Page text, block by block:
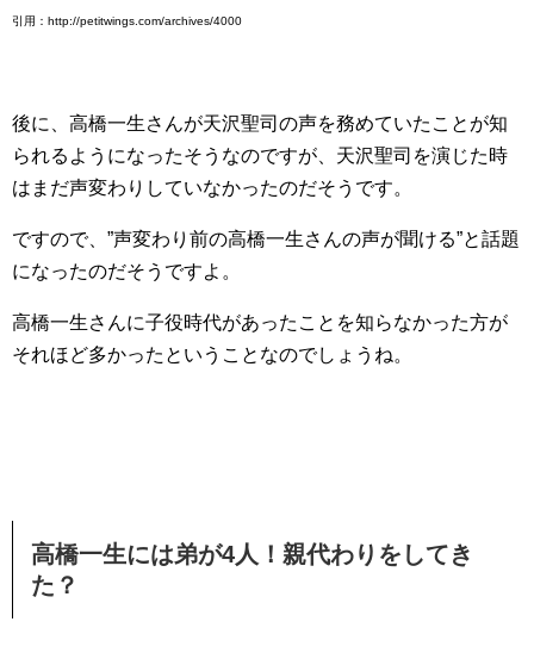
引用：http://petitwings.com/archives/4000
後に、高橋一生さんが天沢聖司の声を務めていたことが知
られるようになったそうなのですが、天沢聖司を演じた時
はまだ声変わりしていなかったのだそうです。
ですので、”声変わり前の高橋一生さんの声が聞ける”と話題
になったのだそうですよ。
高橋一生さんに子役時代があったことを知らなかった方が
それほど多かったということなのでしょうね。
高橋一生には弟が4人！親代わりをしてき
た？